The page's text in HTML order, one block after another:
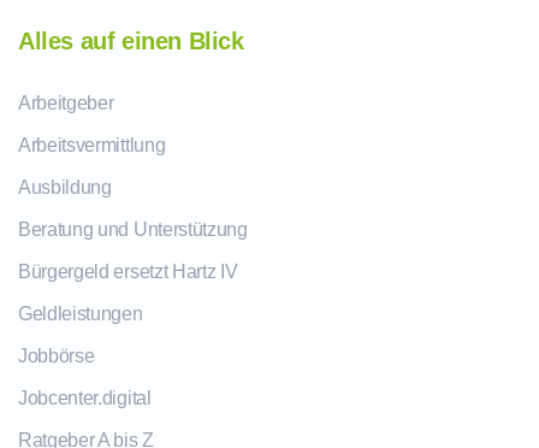
Alles auf einen Blick
Arbeitgeber
Arbeitsvermittlung
Ausbildung
Beratung und Unterstützung
Bürgergeld ersetzt Hartz IV
Geldleistungen
Jobbörse
Jobcenter.digital
Ratgeber A bis Z